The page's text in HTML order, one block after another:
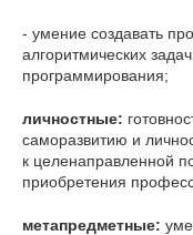
- умение создавать
алгоритмических
программирования;
личностные:
саморазвитию и
к целенаправленной
приобретения
метапредметные: